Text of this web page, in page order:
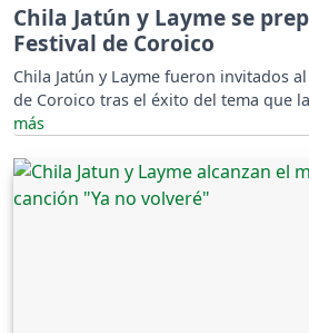
Chila Jatún y Layme se
Festival de Coroico
Chila Jatún y Layme fueron invitados
de Coroico tras el éxito del tema que